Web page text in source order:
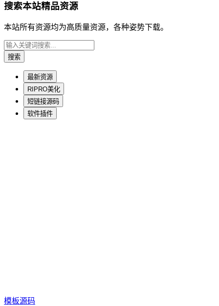
搜索本站精品资源
本站所有资源均为高质量资源，各种姿势下载。
最新资源
RIPRO美化
短链接源码
软件插件
模板源码